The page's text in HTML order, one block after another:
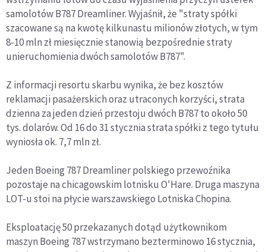
samolotów B787 Dreamliner. Wyjaśnił, że "straty spółki
szacowane są na kwotę kilkunastu milionów złotych, w tym
8-10 mln zł miesięcznie stanowią bezpośrednie straty
unieruchomienia dwóch samolotów B787".
Z informacji resortu skarbu wynika, że bez kosztów
reklamacji pasażerskich oraz utraconych korzyści, strata
dzienna za jeden dzień przestoju dwóch B787 to około 50
tys. dolarów. Od 16 do 31 stycznia strata spółki z tego tytułu
wyniosła ok. 7,7 mln zł.
Jeden Boeing 787 Dreamliner polskiego przewoźnika
pozostaje na chicagowskim lotnisku O'Hare. Druga maszyna
LOT-u stoi na płycie warszawskiego Lotniska Chopina.
Eksploatację 50 przekazanych dotąd użytkownikom
maszyn Boeing 787 wstrzymano bezterminowo 16 stycznia,